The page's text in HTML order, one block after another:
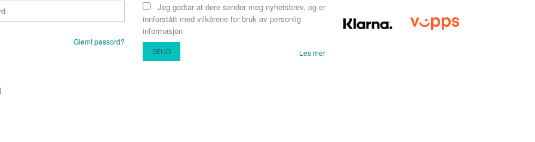
Glemt passord?
Jeg godtar at dere sender meg nyhetsbrev, og er
innforstått med vilkårene for bruk av personlig
informasjon
Les mer